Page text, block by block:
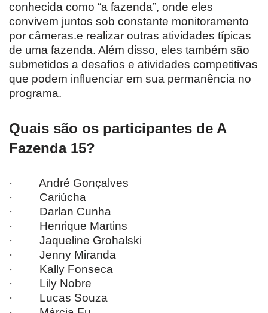
conhecida como “a fazenda”, onde eles
convivem juntos sob constante monitoramento
por câmeras.e realizar outras atividades típicas
de uma fazenda. Além disso, eles também são
submetidos a desafios e atividades competitivas
que podem influenciar em sua permanência no
programa.
Quais são os participantes de A
Fazenda 15?
· André Gonçalves
· Cariúcha
· Darlan Cunha
· Henrique Martins
· Jaqueline Grohalski
· Jenny Miranda
· Kally Fonseca
· Lily Nobre
· Lucas Souza